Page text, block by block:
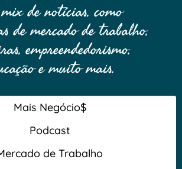
de notícias, como
de mercado de trabalho,
empreendedorismo,
e muito mais.
Mais Negócio$
Podcast
de Trabalho